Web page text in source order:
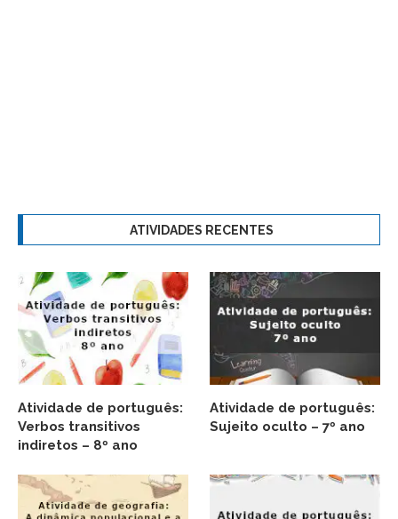
ATIVIDADES RECENTES
Atividade de português:
Verbos transitivos
indiretos – 8º ano
Atividade de português:
Sujeito oculto – 7º ano